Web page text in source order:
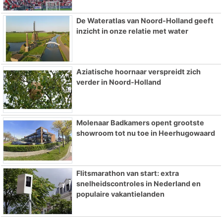
De Wateratlas van Noord-Holland geeft
inzicht in onze relatie met water
Aziatische hoornaar verspreidt zich
verder in Noord-Holland
Molenaar Badkamers opent grootste
showroom tot nu toe in Heerhugowaard
Flitsmarathon van start: extra
snelheidscontroles in Nederland en
populaire vakantielanden